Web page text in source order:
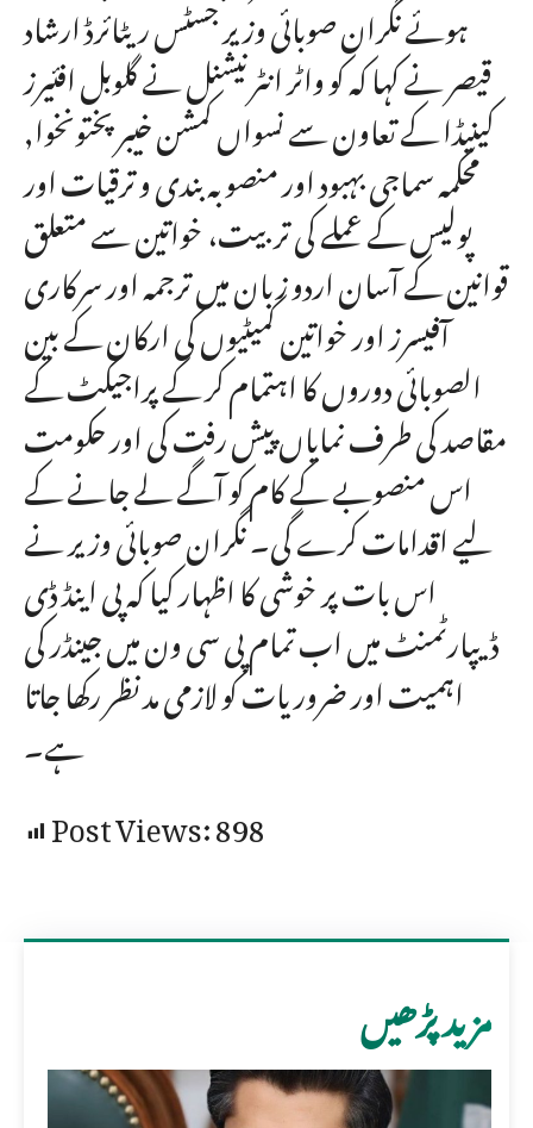
ہوئے نگران صوبائی وزیر جسٹس ریٹائرڈ ارشاد
قیصر نے کہا کہ کو واٹر انٹرنیشنل نے گلوبل افئیرز
کینیڈا کے تعاون سے نسواں کمشن خیبر پختونخوا,
محکمہ سماجی بہبود اور منصوبہ بندی و ترقیات اور
پولیس کے عملے کی تربیت، خواتین سے متعلق
قوانین کے آسان اردو زبان میں ترجمہ اور سرکاری
آفیسرز اور خواتین کمیٹیوں کی ارکان کے بین
الصوبائی دوروں کا اہتمام کر کے پراجیکٹ کے
مقاصد کی طرف نمایاں پیش رفت کی اور حکومت
اس منصوبے کے کام کو آگے لے جانے کے
لیے اقدامات کرے گی۔ نگران صوبائی وزیر نے
اس بات پر خوشی کا اظہار کیا کہ پی اینڈ ڈی
ڈیپارٹمنٹ میں اب تمام پی سی ون میں جینڈر کی
اہمیت اور ضروریات کو لازمی مد نظر رکھا جاتا
ہے۔
Post Views:898
مزید پڑھیں